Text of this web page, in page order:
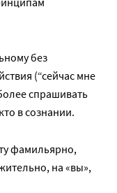
без
(“сейчас мне
спрашивать
в сознании.
фамильярно,
на «вы»,